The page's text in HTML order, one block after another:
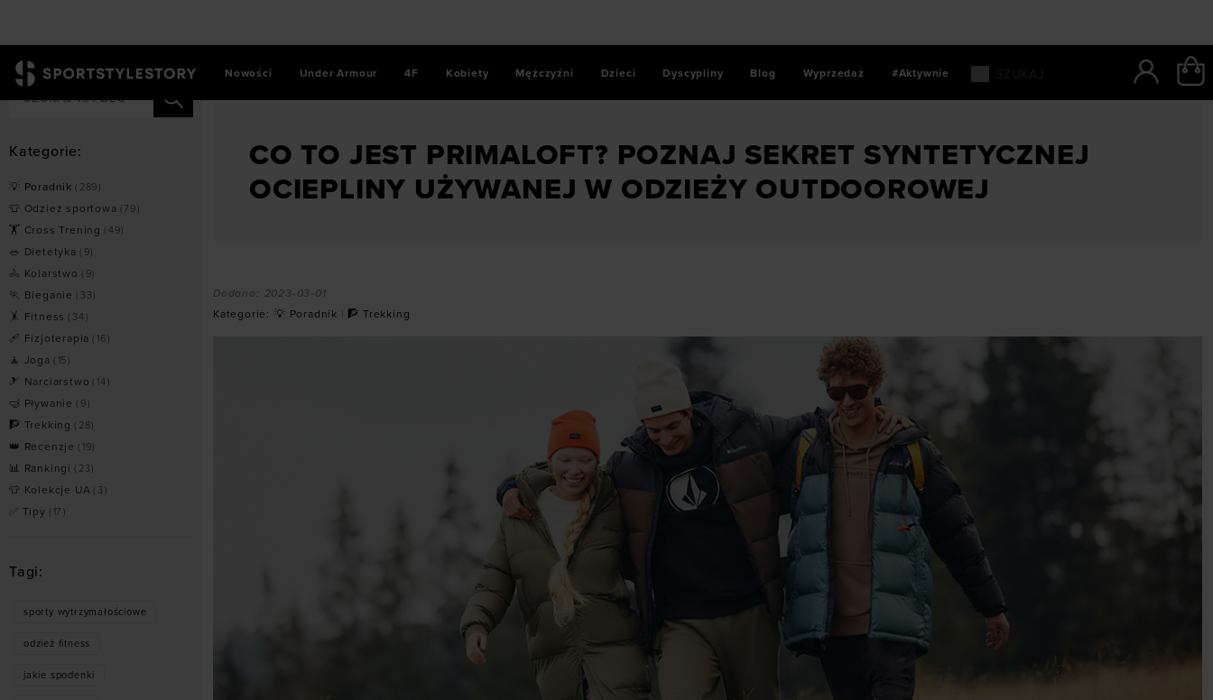
Nowości Under Armour 4F Kobiety Mężczyźni Dzieci Dyscypliny Blog Wyprzedaż #Aktywnie
SportStyleStory / 💡 Poradnik Co to jest PrimaLoft? Poznaj sekret syntetycznej ociepliny używanej w odzieży outdoorowej
CO TO JEST PRIMALOFT? POZNAJ SEKRET SYNTETYCZNEJ
OCIEPLINY UŻYWANEJ W ODZIEŻY OUTDOOROWEJ
Dodano: 2023-03-01
Kategorie: 💡 Poradnik 🧗 Trekking
Kategorie:
💡 Poradnik ( 289 )
👕 Odzież sportowa ( 79 )
🏋 Cross Trening ( 49)
🥗 Dietetyka ( 9)
🚴 Kolarstwo ( 9)
🏃 Bieganie ( 33 )
🤸 Fitness ( 34 )
🩹 Fizjoterapia ( 16 )
🧘 Joga ( 15 )
🎿 Narciarstwo ( 14 )
🤿 Pływanie ( 9 )
🧗 Trekking ( 28)
👑 Recenzje ( 19)
📊 Rankingi ( 23 )
👕 Kolekcje UA ( 3 )
✅ Tipy ( 17 )
Tagi:
sporty wytrzymałościowe
odzież fitness
jakie spodenki